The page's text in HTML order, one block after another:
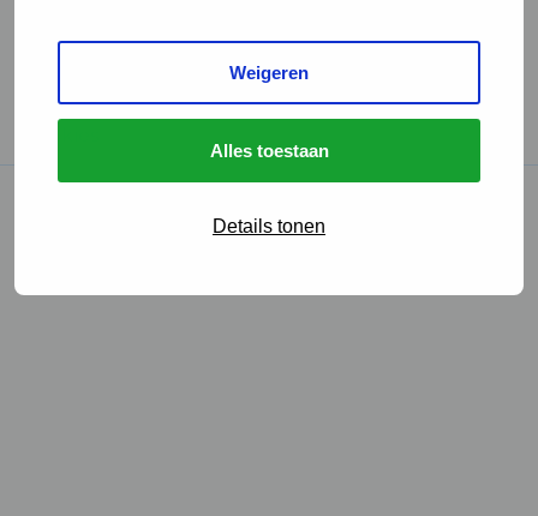
Weigeren
Alles toestaan
Details tonen
GGD Reisvaccinaties